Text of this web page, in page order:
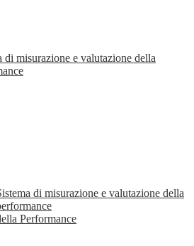
di misurazione e valutazione della
di misurazione e valutazione della
Performance